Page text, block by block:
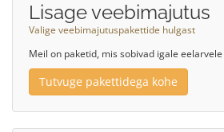
Lisage veebimajutus
Valige veebimajutuspakettide hulgast
Meil on paketid, mis sobivad igale eelarvele
Tutvuge pakettidega kohe